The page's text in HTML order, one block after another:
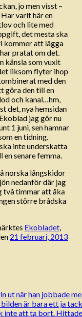
jo men visst –
varit här en
och lite med
det mesta ska
kommer att lägga
pratat om det.
känsla som vuxit
liksom flyter ihop
med den
göra den till en
och kanal…hm,
det, nya hemsidan
jag gör nu
1 juni, sen hamnar
en tidning.
inte underskatta
senare femma.
norska långskidor
nedanför där jag
två timmar att åka
större brådska
Ekobladet
21 februari, 2013